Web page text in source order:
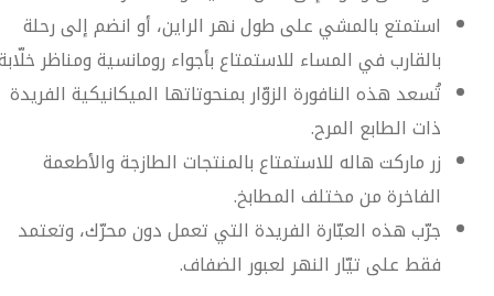
استمتع بالمشي على طول نهر الراين، أو انضم إلى رحلة
بالقارب في المساء للاستمتاع بأجواء رومانسية ومناظر
تُسعد هذه النافورة الزوّار بمنحوتاتها الميكانيكية الفريدة
ذات الطابع المرح.
زر ماركت هاله للاستمتاع بالمنتجات الطازجة والأطعمة
الفاخرة من مختلف المطابخ.
جرّب هذه العبّارة الفريدة التي تعمل دون محرّك، وتعتمد
فقط على تيّار النهر لعبور الضفاف.